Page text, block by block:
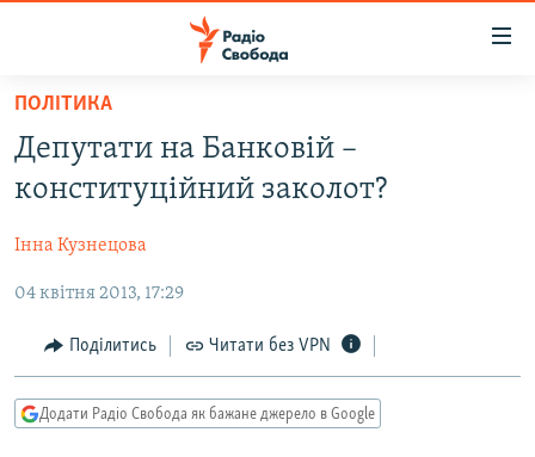
Перейти
основного
матеріалу
до
навігації
Перейти
пошуку
ВСЕ ЗА ДОБУ
ПОЛІТИКА
ЕКОНОМІКА
СУСПІЛЬСТВО
СПОРТ
ВІЙНА
РОСІЙСЬКА «ФІЛЬТРАЦІЯ»
ДОНБАС.РЕАЛІЇ
КРИМ.РЕАЛІЇ
ТИ ЯК?
ПОЛІТИКА
Депутати на Банковій –
конституційний заколот?
Інна Кузнецова
04 квітня 2013, 17:29
Поділитись Читати без VPN
Додати Радіо Свобода як бажане джерело в Google